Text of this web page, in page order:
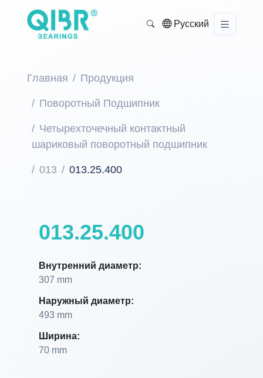
Русский
Главная Продукция
Поворотный Подшипник
Четырехточечный контактный
шариковый поворотный подшипник
013 013.25.400
013.25.400
Внутренний диаметр:
307 mm
Наружный диаметр:
493 mm
Ширина:
70 mm